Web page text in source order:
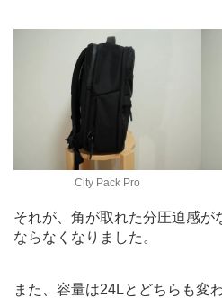
City Pack Pro
それが、角が取れた分圧迫感が
ならなくなりました。
また、容量は24Lとどちらも変